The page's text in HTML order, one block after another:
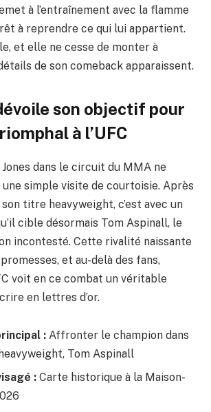
à l’entraînement avec la flamme
à reprendre ce qui lui appartient.
et elle ne cesse de monter à
de son comeback apparaissent.
son objectif pour
à l’UFC
dans le circuit du MMA ne
une simple visite de courtoisie. Après
titre heavyweight, c’est avec un
cible désormais Tom Aspinall, le
incontesté. Cette rivalité naissante
et au-delà des fans,
voit en ce combat un véritable
en lettres d’or.
: Affronter le champion dans
Tom Aspinall
: Carte historique à la Maison-